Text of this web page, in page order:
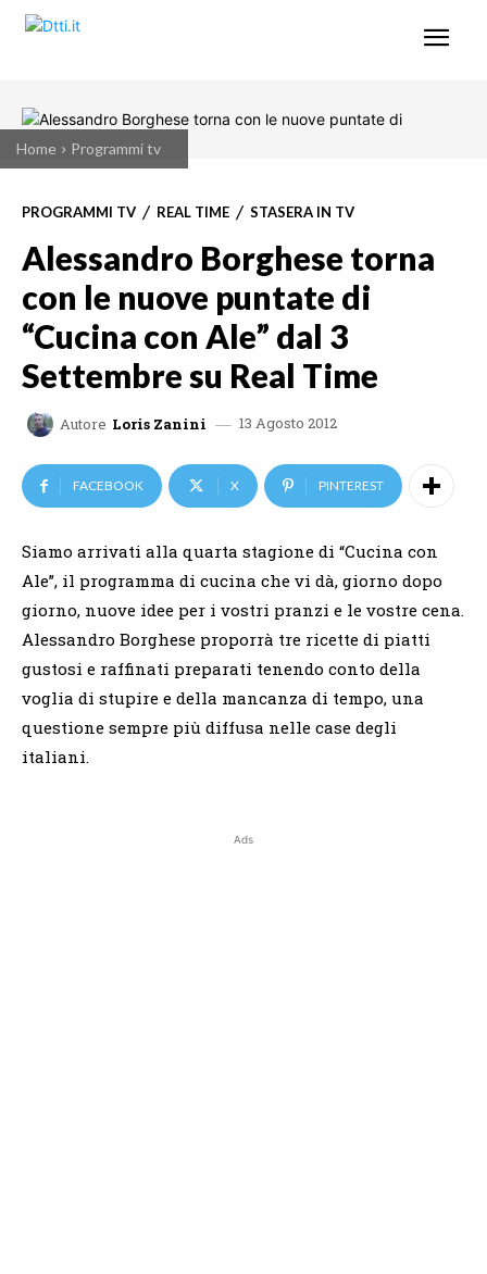
Home Programmi tv
PROGRAMMI TV REAL TIME STASERA IN TV
Alessandro Borghese torna
con le nuove puntate di
“Cucina con Ale” dal 3
Settembre su Real Time
Autore Loris Zanini 13 Agosto 2012
FACEBOOK X PINTEREST
Siamo arrivati alla quarta stagione di “Cucina con
Ale”, il programma di cucina che vi dà, giorno dopo
giorno, nuove idee per i vostri pranzi e le vostre cena.
Alessandro Borghese proporrà tre ricette di piatti
gustosi e raffinati preparati tenendo conto della
voglia di stupire e della mancanza di tempo, una
questione sempre più diffusa nelle case degli
italiani.
Ads